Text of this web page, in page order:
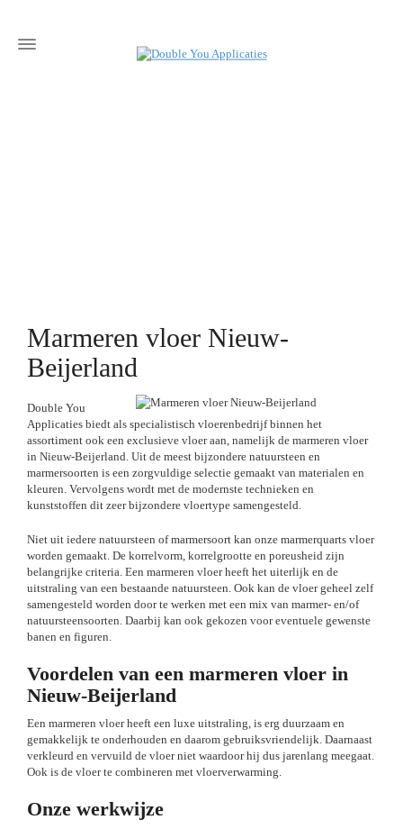
Marmeren vloer Nieuw-
Beijerland
Double You
Applicaties biedt als specialistisch vloerenbedrijf binnen het
assortiment ook een exclusieve vloer aan, namelijk de marmeren vloer
in Nieuw-Beijerland. Uit de meest bijzondere natuursteen en
marmersoorten is een zorgvuldige selectie gemaakt van materialen en
kleuren. Vervolgens wordt met de modernste technieken en
kunststoffen dit zeer bijzondere vloertype samengesteld.
Niet uit iedere natuursteen of marmersoort kan onze marmerquarts vloer
worden gemaakt. De korrelvorm, korrelgrootte en poreusheid zijn
belangrijke criteria. Een marmeren vloer heeft het uiterlijk en de
uitstraling van een bestaande natuursteen. Ook kan de vloer geheel zelf
samengesteld worden door te werken met een mix van marmer- en/of
natuursteensoorten. Daarbij kan ook gekozen voor eventuele gewenste
banen en figuren.
Voordelen van een marmeren vloer in
Nieuw-Beijerland
Een marmeren vloer heeft een luxe uitstraling, is erg duurzaam en
gemakkelijk te onderhouden en daarom gebruiksvriendelijk. Daarnaast
verkleurd en vervuild de vloer niet waardoor hij dus jarenlang meegaat.
Ook is de vloer te combineren met vloerverwarming.
Onze werkwijze